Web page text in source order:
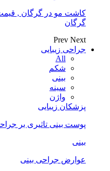
کاشت مو در گرگان ,
گرگان
Prev Next
جراحی زیبایی
All
شکم
بینی
سینه
واژن
پزشکان زیبایی
پوست بینی تاثیری بر
بینی
عوارض جراحی بینی